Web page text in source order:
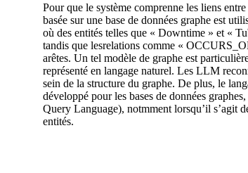
Pour que le système comprenne les liens
basée sur une base de données graphe est
où des entités telles que « Downtime » et «
tandis que lesrelations comme «
arêtes. Un tel modèle de graphe est
représenté en langage naturel. Les LLM
sein de la structure du graphe. De plus, le
développé pour les bases de données
Query Language), notmment lorsqu’il s’agit
entités.